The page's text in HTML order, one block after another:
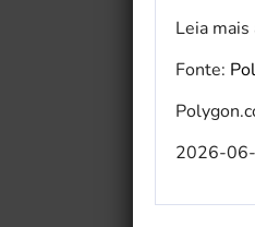
Leia
Fonte:
2026-